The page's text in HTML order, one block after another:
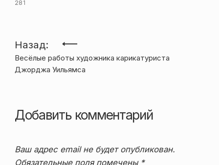
281
Навигация
по
Назад:
Весёлые работы художника карикатуриста
Джорджа Уильямса
Добавить комментарий
Ваш адрес email не будет опубликован.
Обязательные поля помечены *